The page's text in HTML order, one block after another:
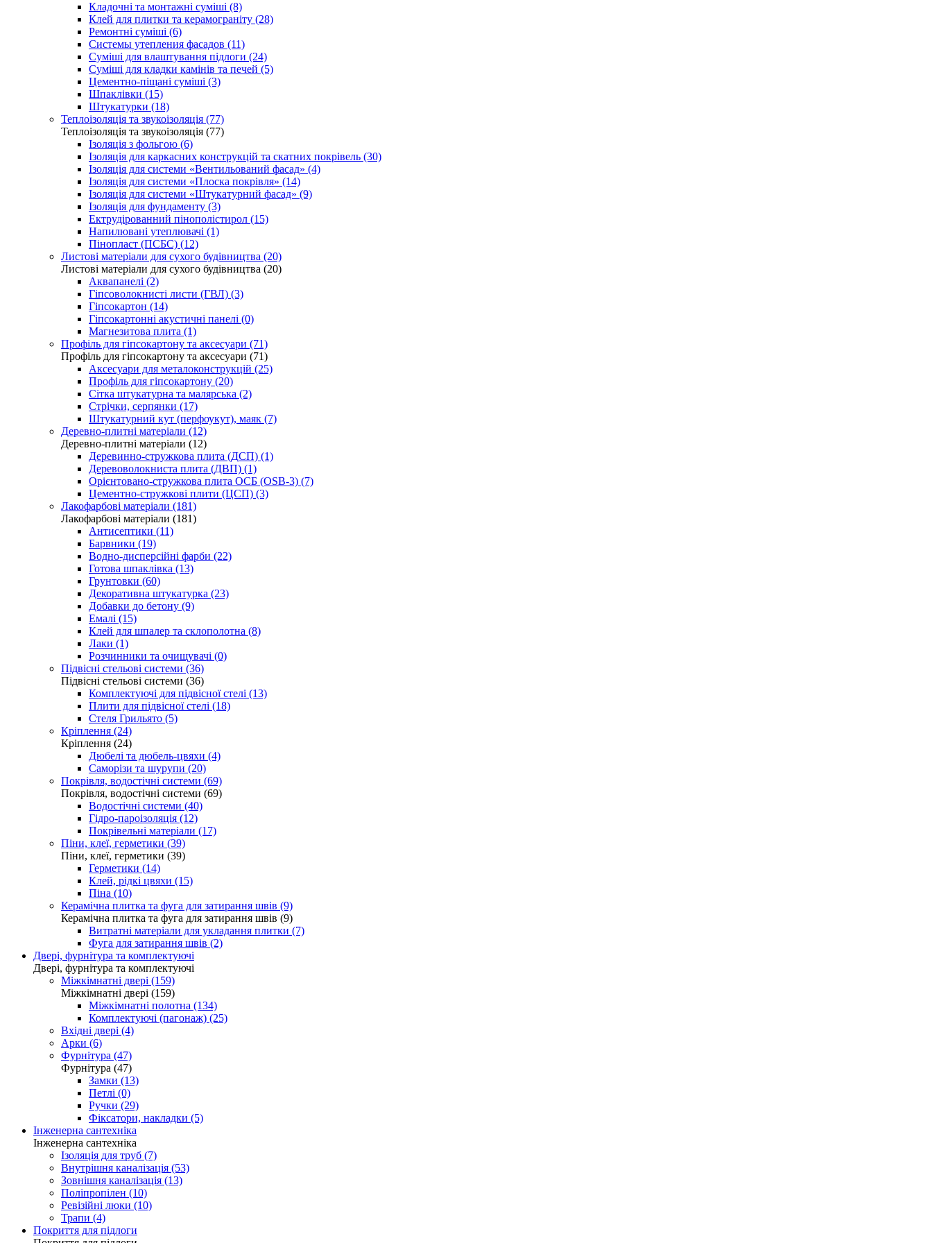
Кладочні та монтажні суміші (8)
Клей для плитки та керамограніту (28)
Ремонтні суміші (6)
Системы утепления фасадов (11)
Суміші для влаштування підлоги (24)
Суміші для кладки камінів та печей (5)
Цементно-піщані суміші (3)
Шпаклівки (15)
Штукатурки (18)
Теплоізоляція та звукоізоляція (77)
Теплоізоляція та звукоізоляція (77)
Ізоляція з фольгою (6)
Ізоляція для каркасних конструкцій та скатних покрівель (30)
Ізоляція для системи «Вентильований фасад» (4)
Ізоляція для системи «Плоска покрівля» (14)
Ізоляція для системи «Штукатурний фасад» (9)
Ізоляція для фундаменту (3)
Ектрудірованний пінополістирол (15)
Напилювані утеплювачі (1)
Пінопласт (ПСБС) (12)
Листові матеріали для сухого будівництва (20)
Листові матеріали для сухого будівництва (20)
Аквапанелі (2)
Гіпсоволокнисті листи (ГВЛ) (3)
Гіпсокартон (14)
Гіпсокартонні акустичні панелі (0)
Магнезитова плита (1)
Профіль для гіпсокартону та аксесуари (71)
Профіль для гіпсокартону та аксесуари (71)
Аксесуари для металоконструкцій (25)
Профіль для гіпсокартону (20)
Сітка штукатурна та малярська (2)
Стрічки, серпянки (17)
Штукатурний кут (перфоукут), маяк (7)
Деревно-плитні матеріали (12)
Деревно-плитні матеріали (12)
Деревинно-стружкова плита (ДСП) (1)
Деревоволокниста плита (ДВП) (1)
Орієнтовано-стружкова плита ОСБ (OSB-3) (7)
Цементно-стружкові плити (ЦСП) (3)
Лакофарбові матеріали (181)
Лакофарбові матеріали (181)
Антисептики (11)
Барвники (19)
Водно-дисперсійні фарби (22)
Готова шпаклівка (13)
Грунтовки (60)
Декоративна штукатурка (23)
Добавки до бетону (9)
Емалі (15)
Клей для шпалер та склополотна (8)
Лаки (1)
Розчинники та очищувачі (0)
Підвісні стельові системи (36)
Підвісні стельові системи (36)
Комплектуючі для підвісної стелі (13)
Плити для підвісної стелі (18)
Стеля Грильято (5)
Кріплення (24)
Кріплення (24)
Дюбелі та дюбель-цвяхи (4)
Саморізи та шурупи (20)
Покрівля, водостічні системи (69)
Покрівля, водостічні системи (69)
Водостічні системи (40)
Гідро-пароізоляція (12)
Покрівельні матеріали (17)
Піни, клеї, герметики (39)
Піни, клеї, герметики (39)
Герметики (14)
Клей, рідкі цвяхи (15)
Піна (10)
Керамічна плитка та фуга для затирання швів (9)
Керамічна плитка та фуга для затирання швів (9)
Витратні матеріали для укладання плитки (7)
Фуга для затирання швів (2)
Двері, фурнітура та комплектуючі
Двері, фурнітура та комплектуючі
Міжкімнатні двері (159)
Міжкімнатні двері (159)
Міжкімнатні полотна (134)
Комплектуючі (пагонаж) (25)
Вхідні двері (4)
Арки (6)
Фурнітура (47)
Фурнітура (47)
Замки (13)
Петлі (0)
Ручки (29)
Фіксатори, накладки (5)
Інженерна сантехніка
Інженерна сантехніка
Ізоляція для труб (7)
Внутрішня каналізація (53)
Зовнішня каналізація (13)
Поліпропілен (10)
Ревізійні люки (10)
Трапи (4)
Покриття для підлоги